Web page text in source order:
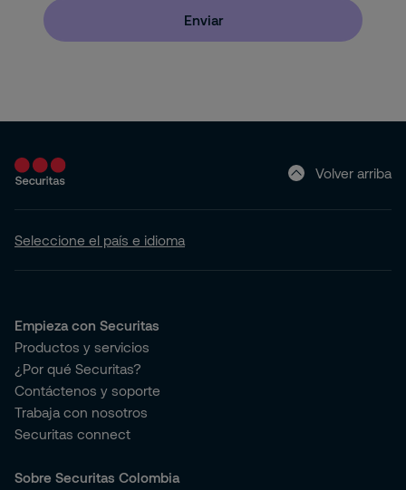
Enviar
Volver arriba
Seleccione el país e idioma
Empieza con Securitas
Productos y servicios
¿Por qué Securitas?
Contáctenos y soporte
Trabaja con nosotros
Securitas connect
Sobre Securitas Colombia